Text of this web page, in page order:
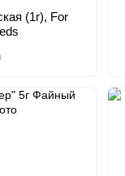
(1г), For